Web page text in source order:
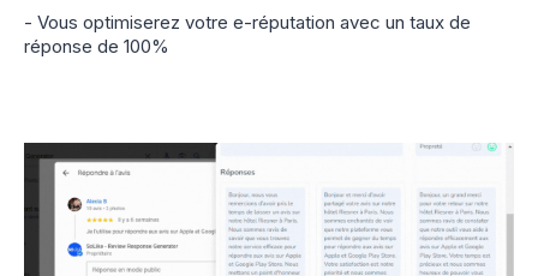
- Vous optimiserez votre e-réputation avec un taux de
réponse de 100%